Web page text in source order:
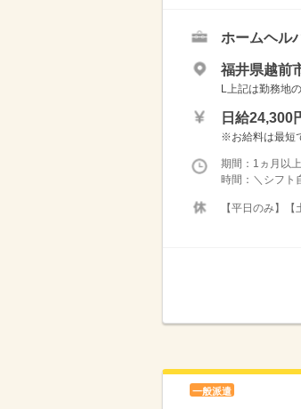
ホームヘル
福井県越前
L上記は勤務地
日給24,300
※お給料は最短
期間：1ヵ月以
時間：＼シフ
【平日のみ】
一般派遣